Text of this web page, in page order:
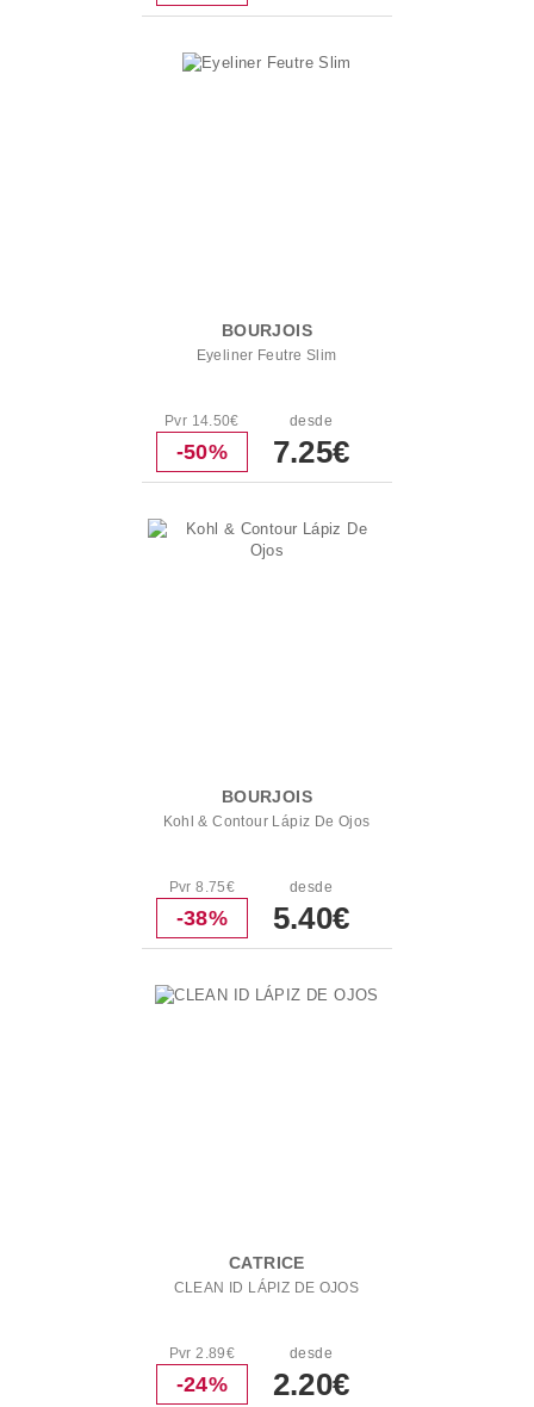
BOURJOIS
Eyeliner Feutre Slim
Pvr 14.50€
-50%
desde
7.25€
BOURJOIS
Kohl & Contour Lápiz De Ojos
Pvr 8.75€
-38%
desde
5.40€
CATRICE
CLEAN ID LÁPIZ DE OJOS
Pvr 2.89€
-24%
desde
2.20€